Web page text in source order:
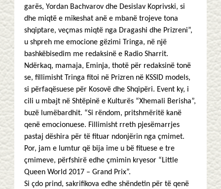
garës, Yordan Bachvarov dhe Desislav Koprivski, si
dhe miqtë e mikeshat anë e mbanë trojeve tona
shqiptare, veçmas miqtë nga Dragashi dhe Prizreni”,
u shpreh me emocione gëzimi Tringa, në një
bashkëbisedim me redaksinë e Radio Sharrit.
Ndërkaq, mamaja, Eminja, thotë për redaksinë tonë
se, fillimisht Tringa fitoi në Prizren në KSSID models,
si përfaqësuese për Kosovë dhe Shqipëri. Event ky, i
cili u mbajt në Shtëpinë e Kulturës “Xhemali Berisha”,
buzë lumëbardhit. “Si rëndom, pritshmëritë kanë
qenë emocionuese. Fillimisht rreth pjesëmarrjes
pastaj dëshira për të fituar ndonjërin nga çmimet.
Por, jam e lumtur që bija ime u bë fituese e tre
çmimeve, përfshirë edhe çmimin kryesor “Little
Queen World 2017 – Grand Prix”.
Si çdo prind, sakrifikova edhe shëndetin për të qenë